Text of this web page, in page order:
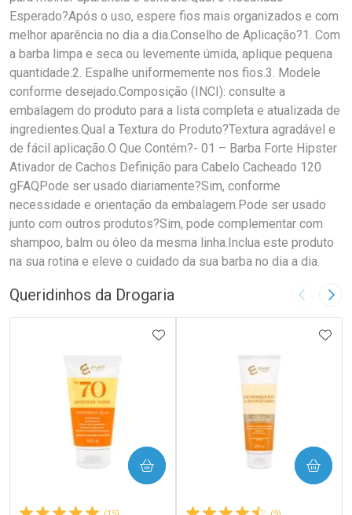
Esperado?Após o uso, espere fios mais organizados e com
melhor aparência no dia a dia.Conselho de Aplicação?1. Com
a barba limpa e seca ou levemente úmida, aplique pequena
quantidade.2. Espalhe uniformemente nos fios.3. Modele
conforme desejado.Composição (INCI): consulte a
embalagem do produto para a lista completa e atualizada de
ingredientes.Qual a Textura do Produto?Textura agradável e
de fácil aplicação.O Que Contém?- 01 – Barba Forte Hipster
Ativador de Cachos Definição para Cabelo Cacheado 120
gFAQPode ser usado diariamente?Sim, conforme
necessidade e orientação da embalagem.Pode ser usado
junto com outros produtos?Sim, pode complementar com
shampoo, balm ou óleo da mesma linha.Inclua este produto
na sua rotina e eleve o cuidado da sua barba no dia a dia.
Queridinhos da Drogaria Imagem
ADICIONAR AOS FAVORITOS
COMPRAR COMPRAR